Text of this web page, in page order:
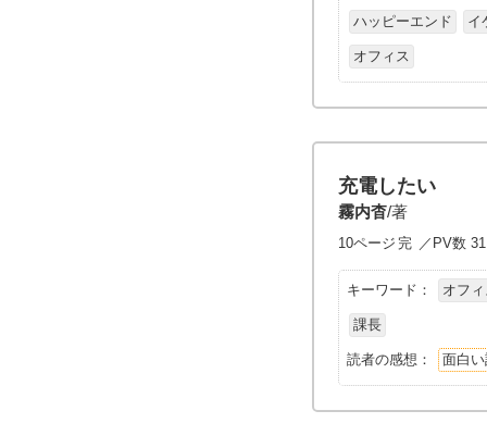
ハッピーエンド イ
オフィス
充電したい
霧内杳/著
10ページ 完 ／PV数
キーワード： オフ
課長
読者の感想： 面白